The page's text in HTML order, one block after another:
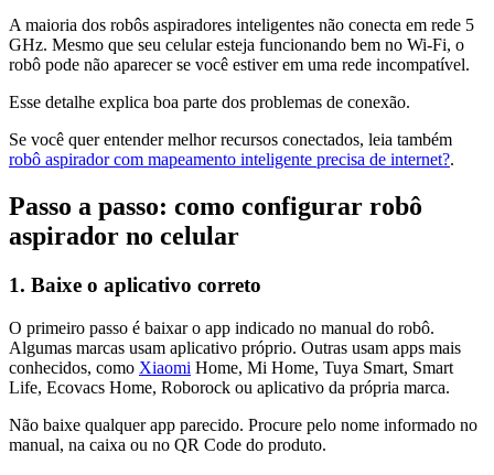
A maioria dos robôs aspiradores inteligentes não conecta em rede 5
GHz. Mesmo que seu celular esteja funcionando bem no Wi-Fi, o
robô pode não aparecer se você estiver em uma rede incompatível.
Esse detalhe explica boa parte dos problemas de conexão.
Se você quer entender melhor recursos conectados, leia também
robô aspirador com mapeamento inteligente precisa de internet?.
Passo a passo: como configurar robô
aspirador no celular
1. Baixe o aplicativo correto
O primeiro passo é baixar o app indicado no manual do robô.
Algumas marcas usam aplicativo próprio. Outras usam apps mais
conhecidos, como Xiaomi Home, Mi Home, Tuya Smart, Smart
Life, Ecovacs Home, Roborock ou aplicativo da própria marca.
Não baixe qualquer app parecido. Procure pelo nome informado no
manual, na caixa ou no QR Code do produto.